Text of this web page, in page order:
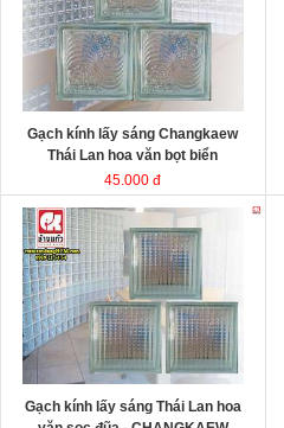
kính Thái Lan
Kích thước
Đóng gói
Gạch kính lấy sáng Changkaew
Thái Lan hoa văn bọt biển
45.000 đ
Gạch kính lấy sáng Changkaew
gạch
kính Thái Lan
Kích thước
Đóng gói
Gạch kính lấy sáng Thái Lan hoa